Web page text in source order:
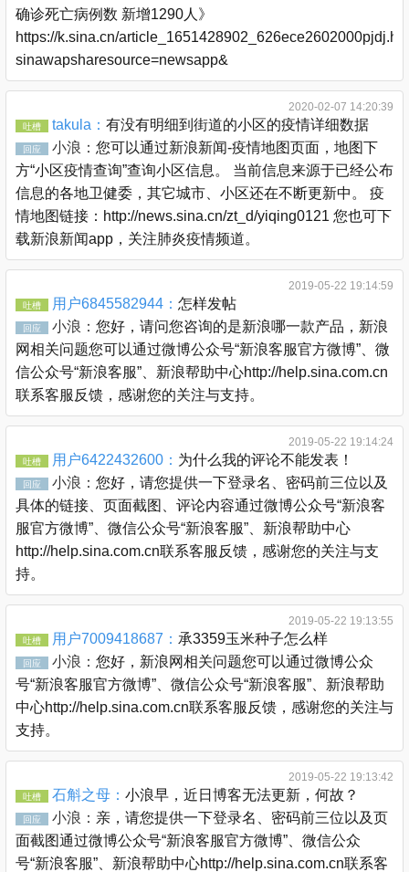
确诊死亡病例数 新增1290人》
https://k.sina.cn/
sinawapsharesource=newsapp&
2020-02-07 14:20:39
吐槽 takula： 有没有明细到街道的小区的疫情详细数据
回应 小浪： 您可以通过新浪新闻-疫情地图页面，地图下
方“小区疫情查询”查询小区信息。 当前信息来源于已经公布
信息的各地卫健委，其它城市、小区还在不断更新中。 疫
情地图链接：http://news.sina.cn/zt_d/yiqing0121 您也可下
载新浪新闻app，关注肺炎疫情频道。
2019-05-22 19:14:59
吐槽 用户6845582944： 怎样发帖
回应 小浪： 您好，请问您咨询的是新浪哪一款产品，新浪
网相关问题您可以通过微博公众号“新浪客服官方微博”、微
信公众号“新浪客服”、新浪帮助中心http://help.sina.com.cn
联系客服反馈，感谢您的关注与支持。
2019-05-22 19:14:24
吐槽 用户6422432600： 为什么我的评论不能发表！
回应 小浪： 您好，请您提供一下登录名、密码前三位以及
具体的链接、页面截图、评论内容通过微博公众号“新浪客
服官方微博”、微信公众号“新浪客服”、新浪帮助中心
http://help.sina.com.cn联系客服反馈，感谢您的关注与支
持。
2019-05-22 19:13:55
吐槽 用户7009418687： 承3359玉米种子怎么样
回应 小浪： 您好，新浪网相关问题您可以通过微博公众
号“新浪客服官方微博”、微信公众号“新浪客服”、新浪帮助
中心http://help.sina.com.cn联系客服反馈，感谢您的关注与
支持。
2019-05-22 19:13:42
吐槽 石斛之母： 小浪早，近日博客无法更新，何故？
回应 小浪： 亲，请您提供一下登录名、密码前三位以及页
面截图通过微博公众号“新浪客服官方微博”、微信公众
号“新浪客服”、新浪帮助中心http://help.sina.com.cn联系客